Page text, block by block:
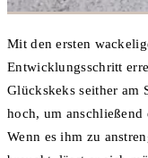
Mit den ersten
Entwicklungsschritt
Glückskeks seither am
hoch, um anschließend
Wenn es ihm zu